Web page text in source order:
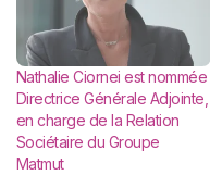
Nathalie Ciornei est nommée
Directrice Générale Adjointe,
en charge de la Relation
Sociétaire du Groupe
Matmut